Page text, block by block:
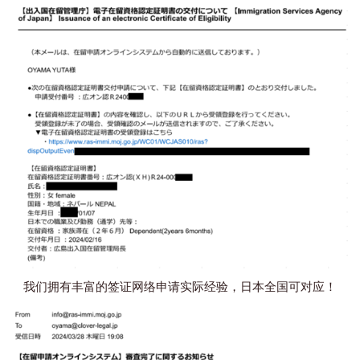
我们拥有丰富的签证网络申请实际经验，日本全国可对应！